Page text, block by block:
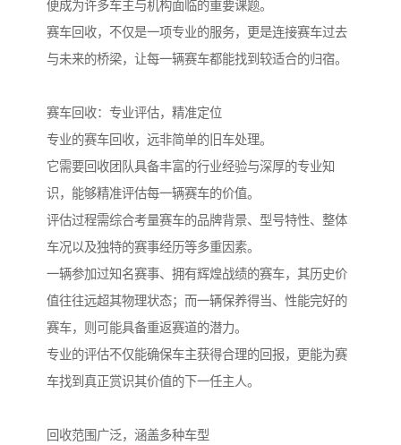
便成为许多车主与机构面临的重要课题。
赛车回收，不仅是一项专业的服务，更是连接赛车过去
与未来的桥梁，让每一辆赛车都能找到较适合的归宿。
赛车回收：专业评估，精准定位
专业的赛车回收，远非简单的旧车处理。
它需要回收团队具备丰富的行业经验与深厚的专业知
识，能够精准评估每一辆赛车的价值。
评估过程需综合考量赛车的品牌背景、型号特性、整体
车况以及独特的赛事经历等多重因素。
一辆参加过知名赛事、拥有辉煌战绩的赛车，其历史价
值往往远超其物理状态；而一辆保养得当、性能完好的
赛车，则可能具备重返赛道的潜力。
专业的评估不仅能确保车主获得合理的回报，更能为赛
车找到真正赏识其价值的下一任主人。
回收范围广泛，涵盖多种车型